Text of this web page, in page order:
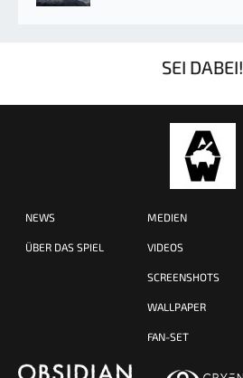
SEI DABEI!
NEWS
ÜBER DAS SPIEL
MEDIEN
VIDEOS
SCREENSHOTS
WALLPAPER
FAN-SET